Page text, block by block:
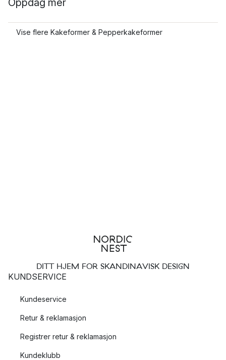
Oppdag mer
Vise flere Kakeformer & Pepperkakeformer
DITT HJEM FOR SKANDINAVISK DESIGN
KUNDSERVICE
Kundeservice
Retur & reklamasjon
Registrer retur & reklamasjon
Kundeklubb